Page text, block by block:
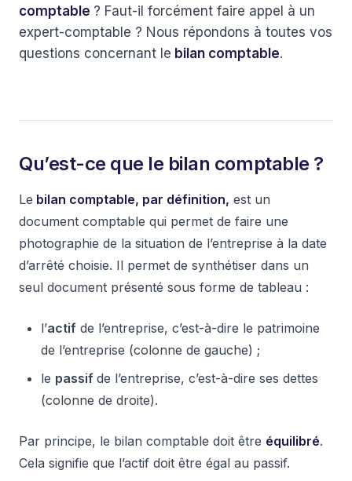
comptable ? Faut-il forcément faire appel à un
expert-comptable ? Nous répondons à toutes vos
questions concernant le bilan comptable.
Qu’est-ce que le bilan comptable ?
Le bilan comptable, par définition, est un
document comptable qui permet de faire une
photographie de la situation de l’entreprise à la date
d’arrêté choisie. Il permet de synthétiser dans un
seul document présenté sous forme de tableau :
l’actif de l’entreprise, c’est-à-dire le patrimoine
de l’entreprise (colonne de gauche) ;
le passif de l’entreprise, c’est-à-dire ses dettes
(colonne de droite).
Par principe, le bilan comptable doit être équilibré.
Cela signifie que l’actif doit être égal au passif.